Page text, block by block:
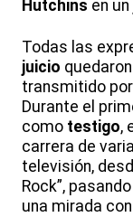
Hutchins en un
Todas las
juicio
transmitido
Durante el
como testigo,
carrera de
televisión,
Rock”,
una mirada